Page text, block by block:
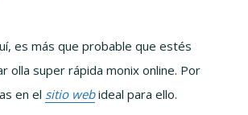
es más que probable que estés
olla super rápida monix online. Por
en el sitio webideal para ello.